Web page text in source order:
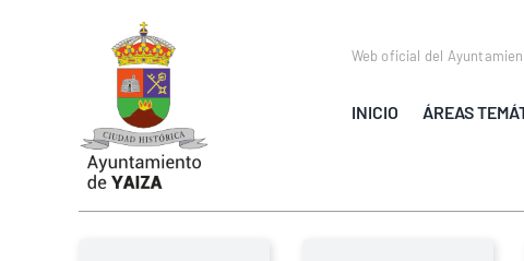
Web oficial del
INICIO ÁREAS